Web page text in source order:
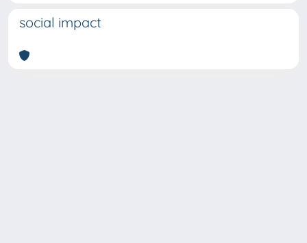
social impact